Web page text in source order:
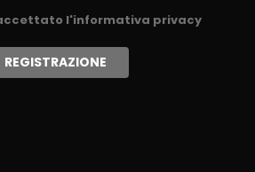
l'informativa privacy